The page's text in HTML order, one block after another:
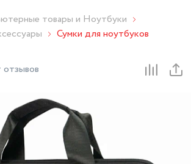
товары и Ноутбуки
Сумки для ноутбуков
отзывов